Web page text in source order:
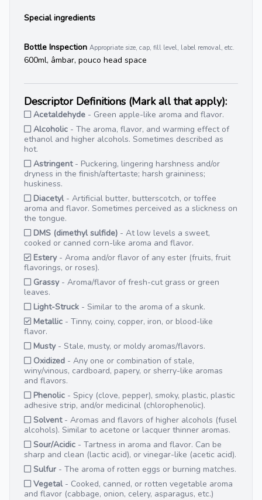
Special ingredients
Bottle Inspection Appropriate size, cap, fill level, label removal, etc.
600ml, âmbar, pouco head space
Descriptor Definitions (Mark all that apply):
Acetaldehyde - Green apple-like aroma and flavor.
Alcoholic - The aroma, flavor, and warming effect of
ethanol and higher alcohols. Sometimes described as
hot.
Astringent- Puckering, lingering harshness and/or
dryness in the finish/aftertaste; harsh graininess;
huskiness.
Diacetyl- Artificial butter, butterscotch, or toffee
aroma and flavor. Sometimes perceived as a slickness on
the tongue.
DMS (dimethyl sulfide) - At low levels a sweet,
cooked or canned corn-like aroma and flavor.
Estery- Aroma and/or flavor of any ester (fruits, fruit
flavorings, or roses).
Grassy- Aroma/flavor of fresh-cut grass or green
leaves.
Light-Struck - Similar to the aroma of a skunk.
Metallic - Tinny, coiny, copper, iron, or blood-like
flavor.
Musty- Stale, musty, or moldy aromas/flavors.
Oxidized - Any one or combination of stale,
winy/vinous, cardboard, papery, or sherry-like aromas
and flavors.
Phenolic - Spicy (clove, pepper), smoky, plastic, plastic
adhesive strip, and/or medicinal (chlorophenolic).
Solvent- Aromas and flavors of higher alcohols (fusel
alcohols). Similar to acetone or lacquer thinner aromas.
Sour/Acidic - Tartness in aroma and flavor. Can be
sharp and clean (lactic acid), or vinegar-like (acetic acid).
Sulfur - The aroma of rotten eggs or burning matches.
Vegetal- Cooked, canned, or rotten vegetable aroma
and flavor (cabbage, onion, celery, asparagus, etc.)